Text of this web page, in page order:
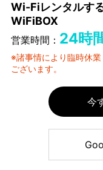
Wi-Fiレンタルす
WiFiBOX
営業時間： 24時
※諸事情により臨時休
ございます。
今